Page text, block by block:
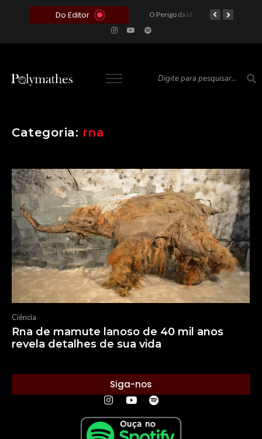
Do Editor
O Voto como Moeda: Clientelismo e o Analfabetismo Funcional Político no Brasil O Perigo da Ideologia Desenfreada na Justiça: Quando a Pauta Política Substitui a Pena Criminal
Categoria: rna
Ciência
Rna de mamute lanoso de 40 mil anos
revela detalhes de sua vida
Siga-nos